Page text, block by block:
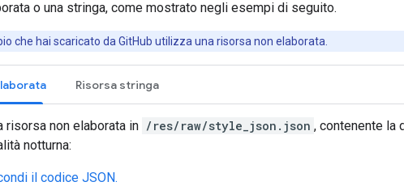
o una stringa, come mostrato negli esempi di seguito.
che hai scaricato da GitHub utilizza una risorsa non elaborata.
Risorsa stringa
risorsa non elaborata in /res/raw/style_json.json , contenente la
notturna:
il codice JSON.